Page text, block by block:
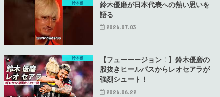
鈴木優
鈴木優磨が日本代表への熱い思いを
語る
2026.07.03
鈴木優
【フューーージョン！】鈴木優磨の
股抜きヒールパスからレオセアラが
強烈シュート！
2026.06.22